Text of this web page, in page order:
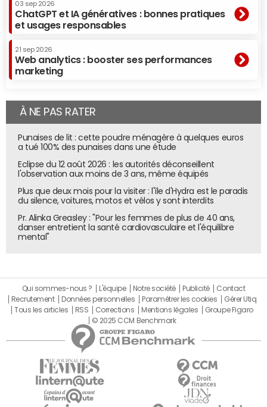
03 sep 2026
ChatGPT et IA génératives : bonnes pratiques
et usages responsables
21 sep 2026
Web analytics : booster ses performances
marketing
À NE PAS RATER
Punaises de lit : cette poudre ménagère à quelques euros
a tué 100% des punaises dans une étude
Eclipse du 12 août 2026 : les autorités déconseillent
l'observation aux moins de 3 ans, même équipés
Plus que deux mois pour la visiter : l'île d'Hydra est le paradis
du silence, voitures, motos et vélos y sont interdits
Pr. Alinka Greasley : "Pour les femmes de plus de 40 ans,
danser entretient la santé cardiovasculaire et l'équilibre
mental"
Qui sommes-nous ? L'équipe Notre société Publicité
Contact
Recrutement
Données personnelles Paramétrer les cookies
Gérer Utiq
Tous les articles
RSS Corrections Mentions légales
Groupe Figaro
© 2025 CCM Benchmark